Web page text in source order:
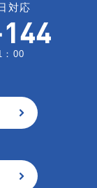
対応
00